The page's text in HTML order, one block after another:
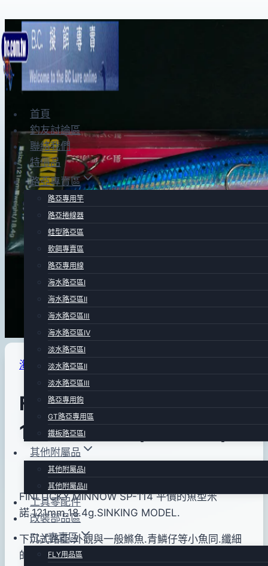
Skip
to
content
首頁
釣友討論區
聯絡我們
特價品
路亞專賣區
路亞專用竿
路亞捲線器
蛙型路亞區
軟餌專賣區
路亞專用線
海水路亞區Ⅰ
海水路亞區Ⅱ
海水路亞區Ⅲ
海水路亞區Ⅳ
淡水路亞區Ⅰ
淡水路亞區Ⅱ
淡水路亞區Ⅲ
路亞專用鉤
GT路亞專用區
鐵板路亞區Ⅰ
其他附屬品
其他附屬品Ⅰ
其他附屬品Ⅱ
工具零配件
改裝部品區
FLY專賣區
FLY用品區
海水路亞區Ⅰ|路亞專賣區
FINLUCKY MINNOW SP-
114 魚型米諾 (藍身紅腹)
anna
01
月
16
日
FINLUCKY MINNOW SP-114 平價的魚型米
諾.121mm.18.4g.SINKING MODEL.
下沉式路亞.外觀與一般鰷魚.青鱗仔等小魚同.纖細
的體型泳姿仿真度極高.容易吸引大魚青睞.